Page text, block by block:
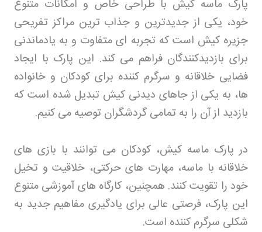
پارک ماسه کیش با طراحی خاص و امکانات متنوع
خود، یکی از جدیدترین و جذاب ترین مراکز تفریحی
جزیره کیش است که تجربه ای متفاوت و به یادماندنی
برای بازدیدکنندگان فراهم می کند. این پارک با ایجاد
فضایی خلاقانه و سرگرم کننده برای کودکان و خانواده
ها، به یکی از جاهای دیدنی کیش تبدیل شده است که
بازدید از آن را به تمامی گردشگران توصیه می کنیم.
در پارک ماسه کیش، کودکان می توانند با بازی های
خلاقانه با ماسه، مهارت های حرکتی، خلاقیت و تخیل
خود را تقویت کنند. همچنین، کارگاه های آموزشی متنوع
این پارک، فرصتی عالی برای یادگیری مفاهیم جدید به
شکلی سرگرم کننده است.